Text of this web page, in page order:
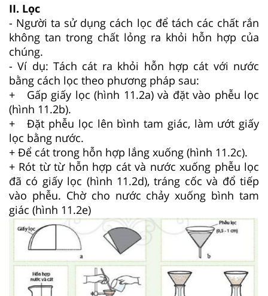
II. Lọc
- Người ta sử dụng cách lọc để tách các chất rắn
không tan trong chất lỏng ra khỏi hỗn hợp của
chúng.
- Ví dụ: Tách cát ra khỏi hỗn hợp cát với nước
bằng cách lọc theo phương pháp sau:
+ Gấp giấy lọc (hình 11.2a) và đặt vào phễu lọc
(hình 11.2b).
+ Đặt phễu lọc lên bình tam giác, làm ướt giấy
lọc bằng nước.
+ Để cát trong hỗn hợp lắng xuống (hình 11.2c).
+ Rót từ từ hỗn hợp cát và nước xuống phễu lọc
đã có giấy lọc (hình 11.2d), tráng cốc và đổ tiếp
vào phễu. Chờ cho nước chảy xuống bình tam
giác (hình 11.2e)